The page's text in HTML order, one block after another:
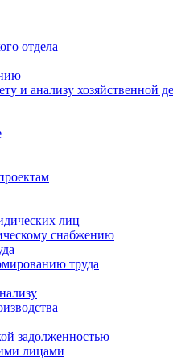
отдела
и анализу хозяйственной
лиц
снабжению
труда
задолженностью
лицами